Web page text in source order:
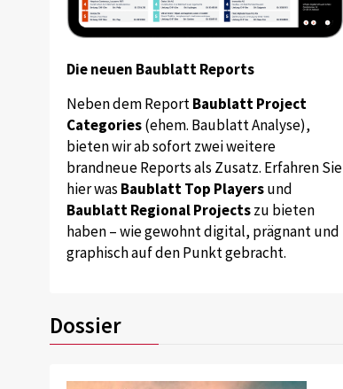
Die neuen Baublatt Reports
Neben dem ReportBaublatt Project
Categories(ehem. Baublatt Analyse),
bieten wir ab sofort zwei weitere
brandneue Reports als Zusatz. Erfahren Sie
hier was Baublatt Top Playersund
Baublatt Regional Projectszu bieten
haben – wie gewohnt digital, prägnant und
graphisch auf den Punkt gebracht.
Dossier